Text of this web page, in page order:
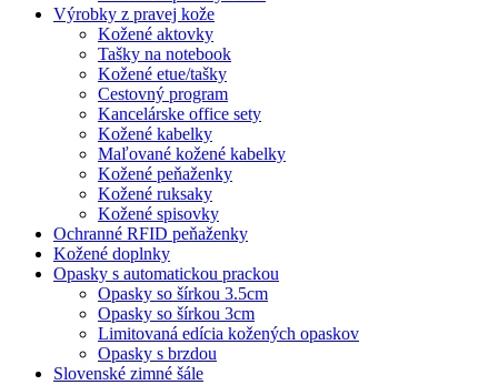
Výrobky z pravej kože
Kožené aktovky
Tašky na notebook
Kožené etue/tašky
Cestovný program
Kancelárske office sety
Kožené kabelky
Maľované kožené kabelky
Kožené peňaženky
Kožené ruksaky
Kožené spisovky
Ochranné RFID peňaženky
Kožené doplnky
Opasky s automatickou prackou
Opasky so šírkou 3.5cm
Opasky so šírkou 3cm
Limitovaná edícia kožených opaskov
Opasky s brzdou
Slovenské zimné šále